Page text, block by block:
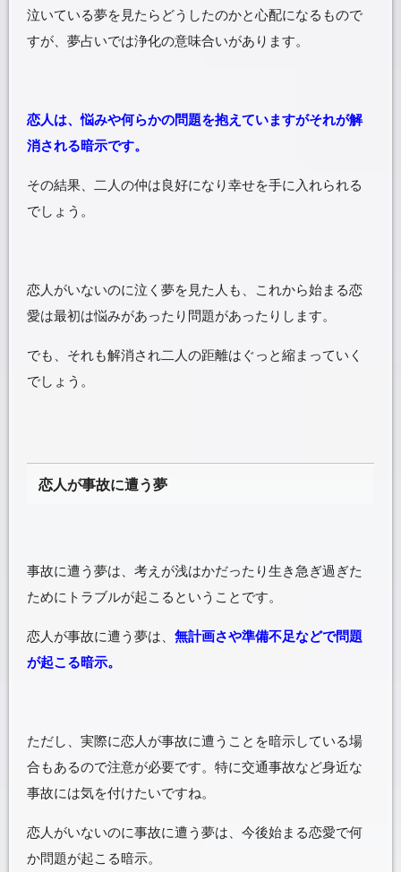
泣いている夢を見たらどうしたのかと心配になるもので
すが、夢占いでは浄化の意味合いがあります。
恋人は、悩みや何らかの問題を抱えていますがそれが解
消される暗示です。
その結果、二人の仲は良好になり幸せを手に入れられる
でしょう。
恋人がいないのに泣く夢を見た人も、これから始まる恋
愛は最初は悩みがあったり問題があったりします。
でも、それも解消され二人の距離はぐっと縮まっていく
でしょう。
恋人が事故に遭う夢
事故に遭う夢は、考えが浅はかだったり生き急ぎ過ぎた
ためにトラブルが起こるということです。
恋人が事故に遭う夢は、 無計画さや準備不足などで問題
が起こる暗示。
ただし、実際に恋人が事故に遭うことを暗示している場
合もあるので注意が必要です。特に交通事故など身近な
事故には気を付けたいですね。
恋人がいないのに事故に遭う夢は、今後始まる恋愛で何
か問題が起こる暗示。